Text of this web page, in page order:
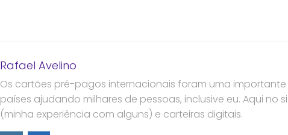
Rafael Avelino
Os cartões pré-pagos internacionais foram uma
países ajudando milhares de pessoas, inclusive eu. Aqui
(minha experiência com alguns) e carteiras digitais.